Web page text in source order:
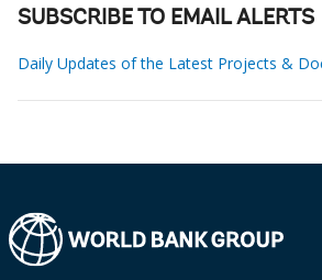
SUBSCRIBE TO EMAIL ALERTS
Daily Updates of the Latest Projects &